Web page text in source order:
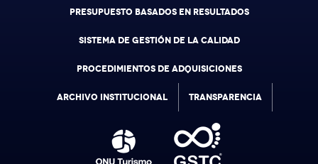
PRESUPUESTO BASADOS EN RESULTADOS
SISTEMA DE GESTIÓN DE LA CALIDAD
PROCEDIMIENTOS DE ADQUISICIONES
ARCHIVO INSTITUCIONAL TRANSPARENCIA